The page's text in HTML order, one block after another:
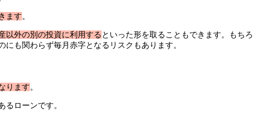
ます。
以外の別の投資に利用する といった形を取ることもできます。もちろ
も関わらず毎月赤字となるリスクもあります。
ります。
ローンです。